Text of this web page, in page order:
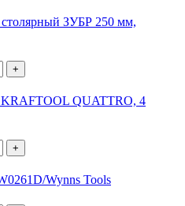
ЗУБР 250 мм,
+
QUATTRO, 4
+
Wynns Tools